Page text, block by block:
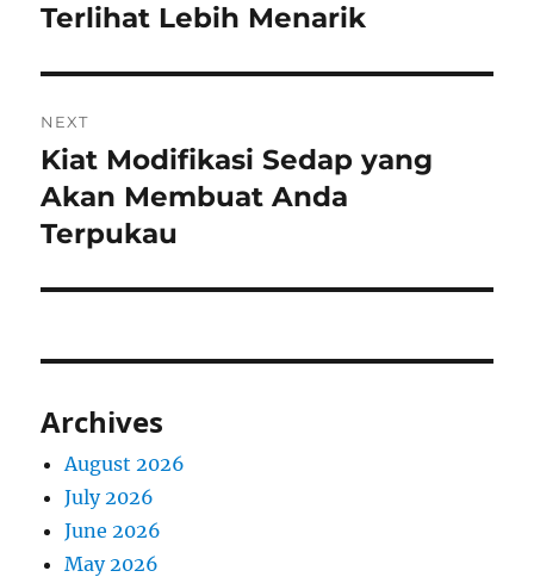
post:
Terlihat Lebih Menarik
NEXT
Next
post:
Kiat Modifikasi Sedap yang
Akan Membuat Anda
Terpukau
Archives
August 2026
July 2026
June 2026
May 2026